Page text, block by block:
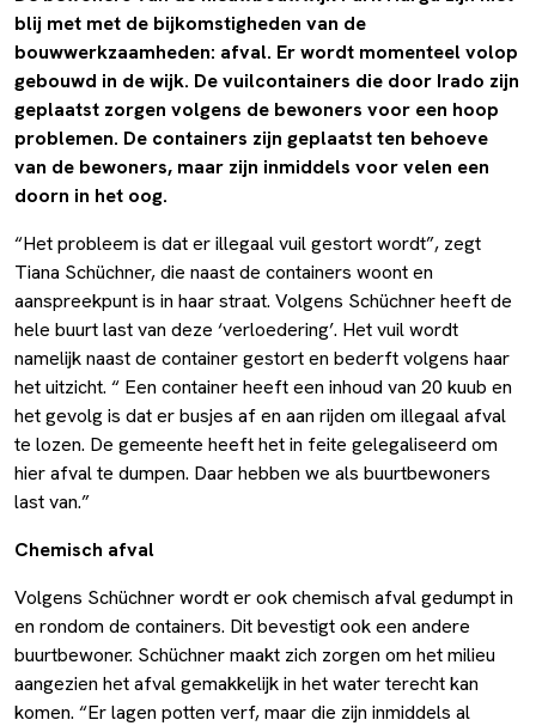
blij met met de bijkomstigheden van de
bouwwerkzaamheden: afval. Er wordt momenteel volop
gebouwd in de wijk. De vuilcontainers die door Irado zijn
geplaatst zorgen volgens de bewoners voor een hoop
problemen. De containers zijn geplaatst ten behoeve
van de bewoners, maar zijn inmiddels voor velen een
doorn in het oog.
“Het probleem is dat er illegaal vuil gestort wordt”, zegt
Tiana Schüchner, die naast de containers woont en
aanspreekpunt is in haar straat. Volgens Schüchner heeft de
hele buurt last van deze ‘verloedering’. Het vuil wordt
namelijk naast de container gestort en bederft volgens haar
het uitzicht. “ Een container heeft een inhoud van 20 kuub en
het gevolg is dat er busjes af en aan rijden om illegaal afval
te lozen. De gemeente heeft het in feite gelegaliseerd om
hier afval te dumpen. Daar hebben we als buurtbewoners
last van.”
Chemisch afval
Volgens Schüchner wordt er ook chemisch afval gedumpt in
en rondom de containers. Dit bevestigt ook een andere
buurtbewoner. Schüchner maakt zich zorgen om het milieu
aangezien het afval gemakkelijk in het water terecht kan
komen. “Er lagen potten verf, maar die zijn inmiddels al